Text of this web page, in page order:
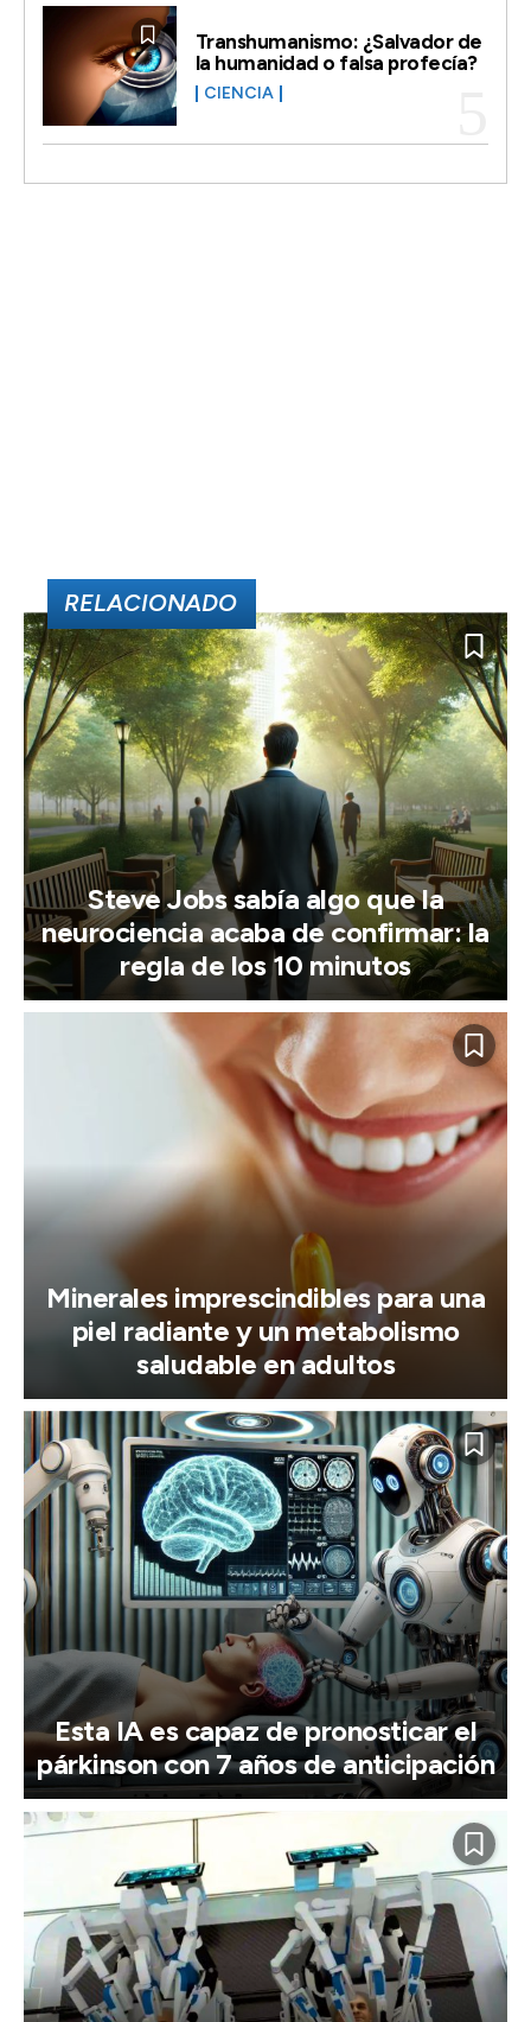
Transhumanismo: ¿Salvador de
la humanidad o falsa profecía?
CIENCIA
RELACIONADO
Steve Jobs sabía algo que la
neurociencia acaba de confirmar: la
regla de los 10 minutos
Minerales imprescindibles para una
piel radiante y un metabolismo
saludable en adultos
Esta IA es capaz de pronosticar el
párkinson con 7 años de anticipación